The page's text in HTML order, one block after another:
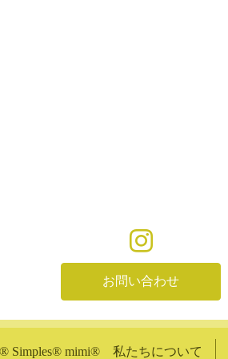
お問い合わせ
Simples®︎ mimi®︎ 私たちについて